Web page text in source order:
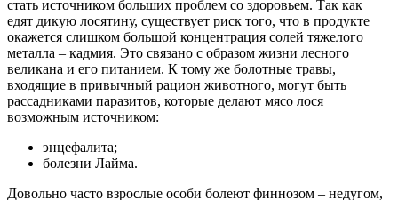
стать источником больших проблем со здоровьем. Так как
едят дикую лосятину, существует риск того, что в продукте
окажется слишком большой концентрация солей тяжелого
металла – кадмия. Это связано с образом жизни лесного
великана и его питанием. К тому же болотные травы,
входящие в привычный рацион животного, могут быть
рассадниками паразитов, которые делают мясо лося
возможным источником:
энцефалита;
болезни Лайма.
Довольно часто взрослые особи болеют финнозом – недугом,